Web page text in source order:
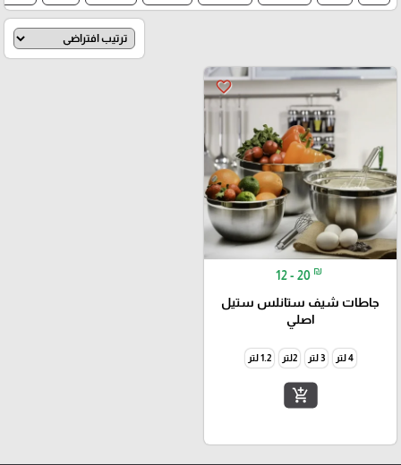
favorite_border
12 - 20 ₪
جاطات شيف ستانلس ستيل
اصلي
4 لتر 3 لتر 2لتر 1.2 لتر
add_shopping_cart